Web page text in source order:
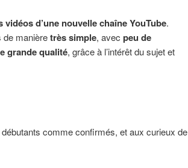
vidéos d’une nouvelle chaîne YouTube.
de manièretrès simple, avec peu de
grande qualité, grâce à l’intérêt du sujet et
débutants comme confirmés, et aux curieux de